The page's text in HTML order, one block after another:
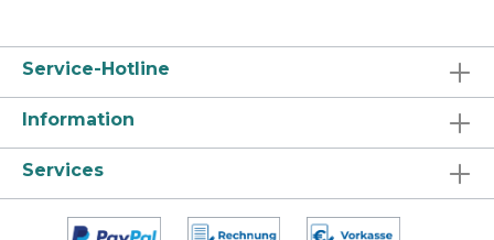
Service-Hotline
Information
Services